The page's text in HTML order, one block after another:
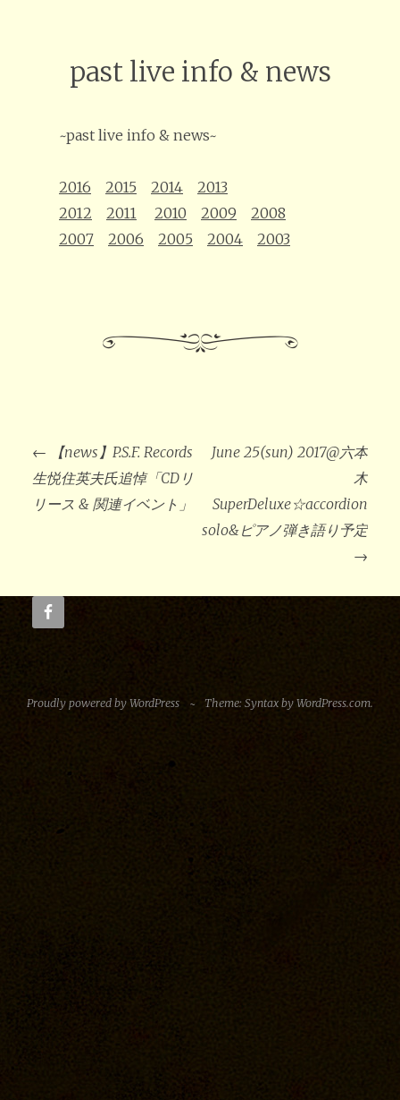
past live info & news
~past live info & news~
2016 2015 2014
2013
2012
2011 2010 2009
2008
2007
2006 2005 2004 2003
稿
ナ
ビ
ゲ
ー
シ
ョ
← 【news】P.S.F. Records
生悦住英夫氏追悼「CDリ
リース & 関連イベント」
June 25(sun) 2017@六本
木
SuperDeluxe☆accordion
solo&ピアノ弾き語り予定
→
Proudly powered by WordPress ~ Theme: Syntax by WordPress.com.